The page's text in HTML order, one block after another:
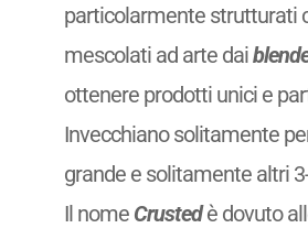
particolarmente strutturati
mescolati ad arte dai
ottenere prodotti unici e
Invecchiano solitamente
grande e solitamente altri
Il nome Crusted è dovuto